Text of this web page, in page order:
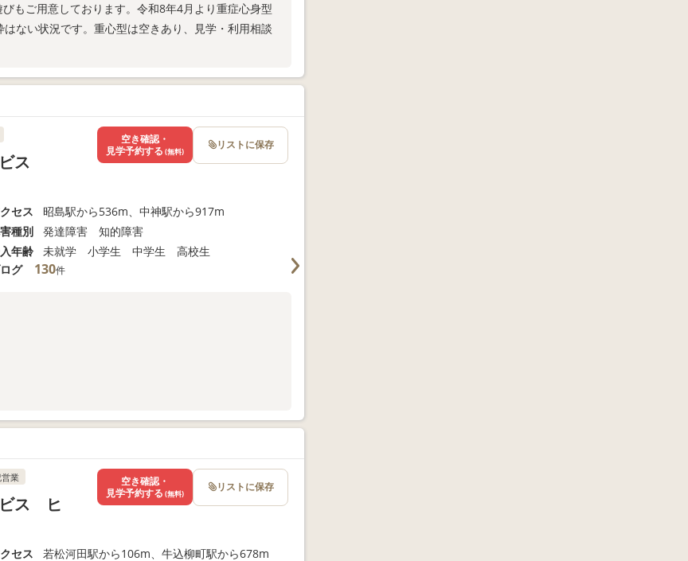
もご用意しております。令和8年4月より重症心身型
ない状況です。重心型は空きあり、見学・利用相談
ス
セス
昭島駅から536m、中神駅から917m
種別
発達障害 知的障害
年齢
未就学 小学生 中学生 高校生
グ
130件
空き確認・
見学予約する (無料) リストに保存
業
ビス ヒ
セス 若松河田駅から106m、牛込柳町駅から678m
空き確認・
見学予約する (無料) リストに保存